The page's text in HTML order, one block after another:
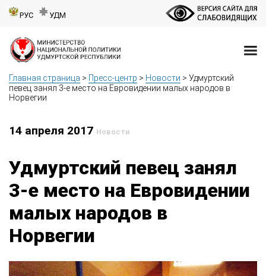
РУС УДМ
Главная страница > Пресс-центр > Новости > Удмуртский
певец занял 3-е место на Евровидении малых народов в
Норвегии
14 апреля 2017 Новости
Удмуртский певец занял
3-е место на Евровидении
малых народов в
Норвегии